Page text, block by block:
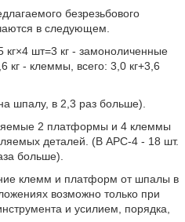
безрезьбового
в следующем.
шт=3 кг - замоноличенные
кг - клеммы, всего: 3,0 кг+3,6
шпалу, в 2,3 раз больше).
2 платформы и 4 клеммы
деталей. (В АРС-4 - 18 шт.
больше).
клемм и платформ от шпалы в
возможно только при
и усилием, порядка,